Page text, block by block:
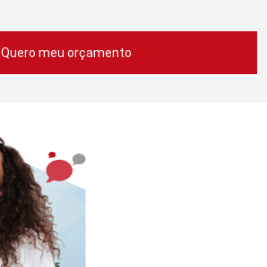
Quero meu orçamento